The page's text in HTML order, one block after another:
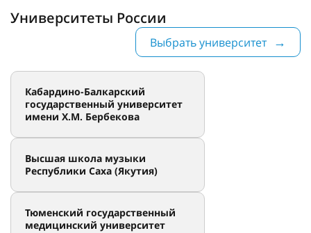
Университеты России
Выбрать университет
Кабардино-Балкарский
государственный университет
имени Х.М. Бербекова
Высшая школа музыки
Республики Саха (Якутия)
Тюменский государственный
медицинский университет